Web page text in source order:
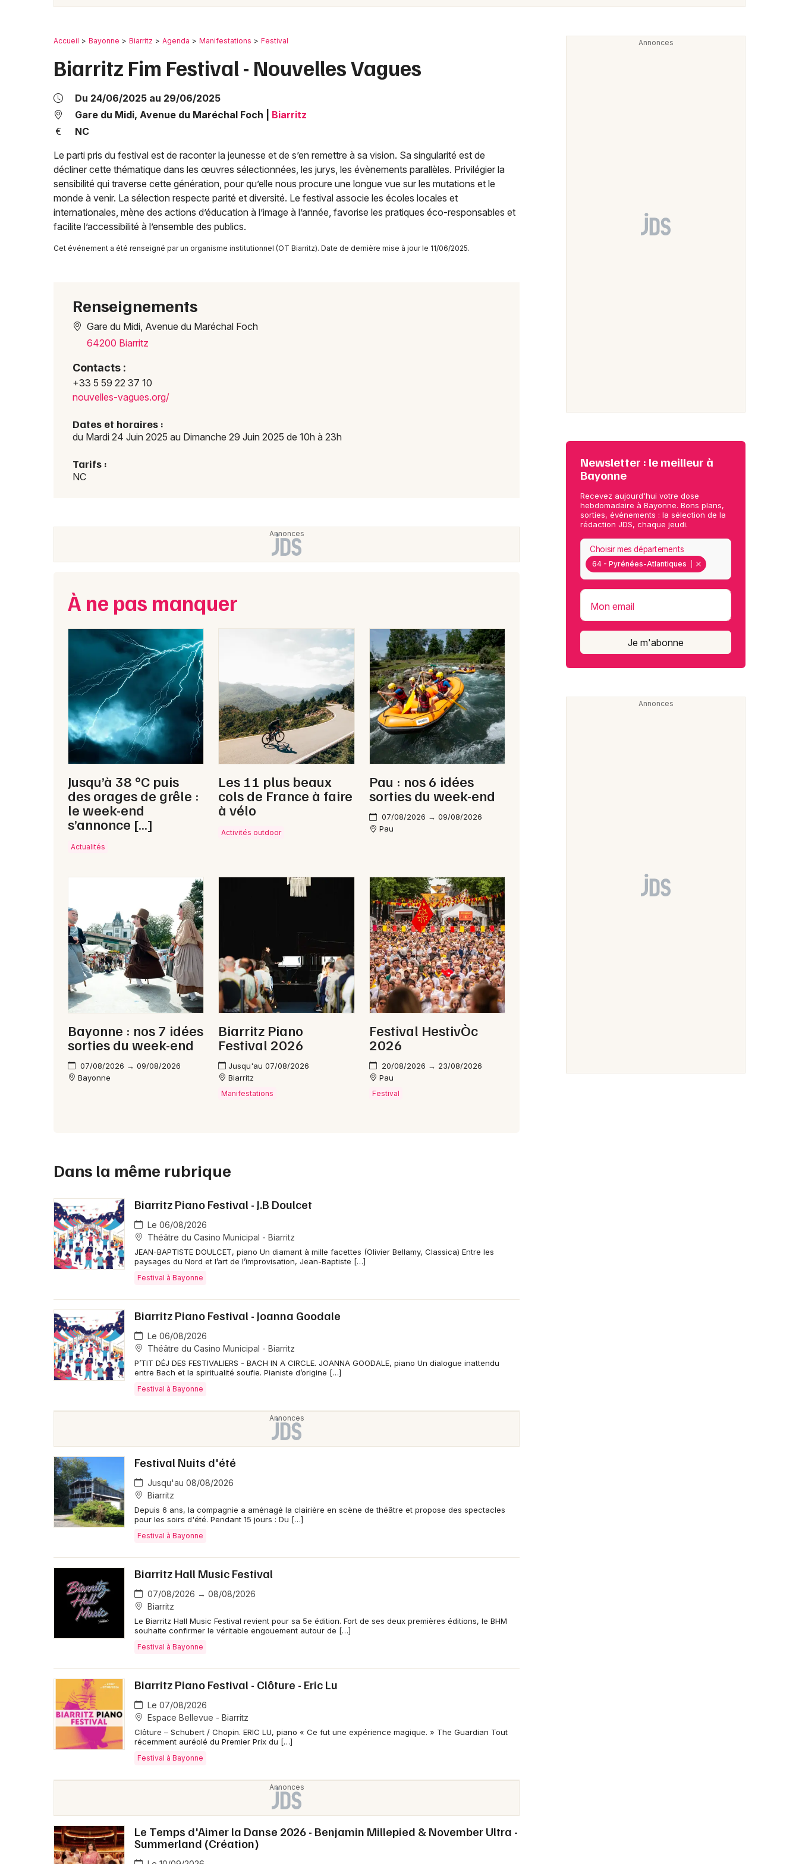
Sports
Sorties & loisirs
Festival dans les Pyrénées-Atlantiques
Choisir mes départements
Je m'abonne
Mulhouse
Nice
Toulouse
Toutes les villes
Accueil Bayonne Biarritz Agenda Manifestations Festival
Biarritz Fim Festival - Nouvelles Vagues
Du 24/06/2025 au 29/06/2025
Gare du Midi, Avenue du Maréchal Foch
Biarritz
NC
Le parti pris du festival est de raconter la jeunesse et de s’en remettre à sa vision. Sa singularité est de
décliner cette thématique dans les œuvres sélectionnées, les jurys, les évènements parallèles. Privilégier la
sensibilité qui traverse cette génération, pour qu’elle nous procure une longue vue sur les mutations et le
monde à venir. La sélection respecte parité et diversité. Le festival associe les écoles locales et
internationales, mène des actions d’éducation à l’image à l’année, favorise les pratiques éco-responsables et
facilite l’accessibilité à l’ensemble des publics.
Cet événement a été renseigné par un organisme institutionnel (OT Biarritz). Date de dernière mise à jour le 11/06/2025.
Renseignements
Gare du Midi, Avenue du Maréchal Foch
64200 Biarritz
Contacts :
+33 5 59 22 37 10
nouvelles-vagues.org/
Dates et horaires :
du Mardi 24 Juin 2025 au Dimanche 29 Juin 2025 de 10h à 23h
Tarifs :
NC
À ne pas manquer
Jusqu’à 38 °C puis
des orages de grêle :
le week-end
s’annonce […]
Actualités
Les 11 plus beaux
cols de France à faire
à vélo
Activités outdoor
Pau : nos 6 idées
sorties du week-end
07/08/2026 → 09/08/2026
Pau
Bayonne : nos 7 idées
sorties du week-end
07/08/2026 → 09/08/2026
Bayonne
Biarritz Piano
Festival 2026
Jusqu'au 07/08/2026
Biarritz
Manifestations
Festival HestivÒc
2026
20/08/2026 → 23/08/2026
Pau
Festival
Dans la même rubrique
Biarritz Piano Festival - J.B Doulcet
Le 06/08/2026
Théâtre du Casino Municipal - Biarritz
JEAN-BAPTISTE DOULCET, piano Un diamant à mille facettes (Olivier Bellamy, Classica) Entre les
paysages du Nord et l’art de l’improvisation, Jean-Baptiste […]
Festival à Bayonne
Biarritz Piano Festival - Joanna Goodale
Le 06/08/2026
Théâtre du Casino Municipal - Biarritz
P’TIT DÉJ DES FESTIVALIERS - BACH IN A CIRCLE. JOANNA GOODALE, piano Un dialogue inattendu
entre Bach et la spiritualité soufie. Pianiste d’origine […]
Festival à Bayonne
Festival Nuits d'été
Jusqu'au 08/08/2026
Biarritz
Depuis 6 ans, la compagnie a aménagé la clairière en scène de théâtre et propose des spectacles
pour les soirs d'été. Pendant 15 jours : Du […]
Festival à Bayonne
Biarritz Hall Music Festival
07/08/2026 → 08/08/2026
Biarritz
Le Biarritz Hall Music Festival revient pour sa 5e édition. Fort de ses deux premières éditions, le BHM
souhaite confirmer le véritable engouement autour de […]
Festival à Bayonne
Biarritz Piano Festival - Clôture - Eric Lu
Le 07/08/2026
Espace Bellevue - Biarritz
Clôture – Schubert / Chopin. ERIC LU, piano « Ce fut une expérience magique. » The Guardian Tout
récemment auréolé du Premier Prix du […]
Festival à Bayonne
Le Temps d'Aimer la Danse 2026 - Benjamin Millepied & November Ultra -
Summerland (Création)
Newsletter : le meilleur à
Bayonne
Recevez aujourd'hui votre dose
hebdomadaire à Bayonne. Bons plans,
sorties, événements : la sélection de la
rédaction JDS, chaque jeudi.
64 - Pyrénées-Atlantiques
Choisir mes départements
Mon email
Je m'abonne